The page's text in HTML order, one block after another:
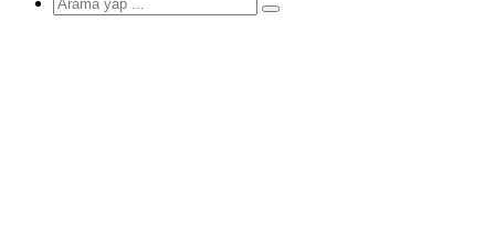
Arama